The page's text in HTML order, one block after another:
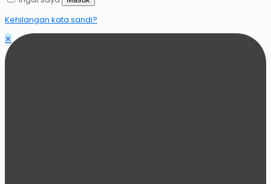
Kehilangan kata sandi?
✕